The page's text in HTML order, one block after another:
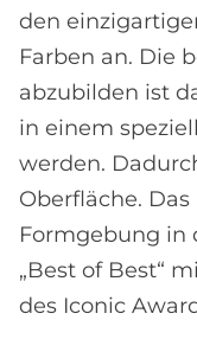
den
Farben an. Die
abzubilden ist
in einem
werden.
Oberfläche.
Formgebung in
„Best of Best“
des Iconic